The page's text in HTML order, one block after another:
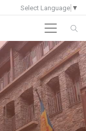
Select Language ▼